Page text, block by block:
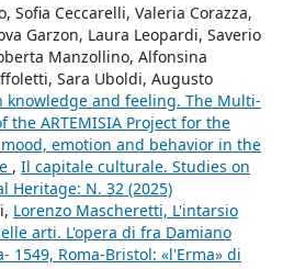
Sofia Ceccarelli, Valeria Corazza,
Garzon, Laura Leopardi, Saverio
Manzollino, Alfonsina
Sara Uboldi, Augusto
knowledge and feeling. The Multi-
the ARTEMISIA Project for the
emotion and behavior in the
, Il capitale culturale. Studies on
Heritage: N. 32 (2025)
Lorenzo Mascheretti, L'intarsio
arti. L'opera di fra Damiano
1549, Roma-Bristol: «l'Erma» di